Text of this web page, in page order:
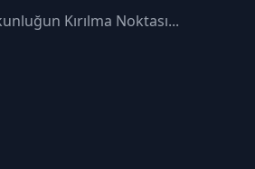
Kırılma Noktası...